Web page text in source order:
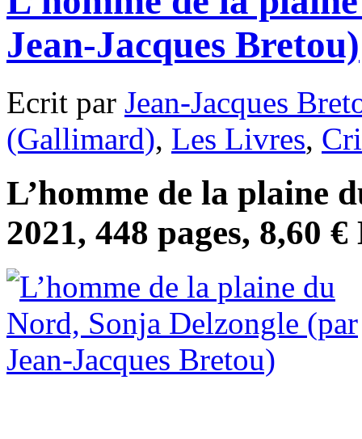
Jean-Jacques Bretou)
Ecrit par Jean-Jacques
(Gallimard), Les Livres,
L’homme de la plaine
2021, 448 pages, 8,60